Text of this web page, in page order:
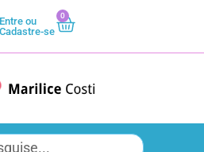
Entre ou
Cadastre-se
0